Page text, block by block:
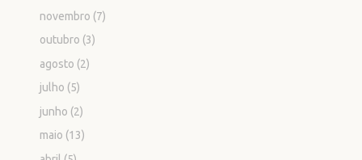
novembro (7)
outubro (3)
agosto (2)
julho (5)
junho (2)
maio (13)